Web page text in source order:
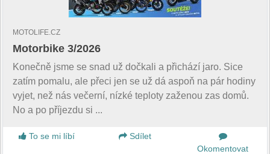
MOTOLIFE.CZ
Motorbike 3/2026
Konečně jsme se snad už dočkali a přichází jaro. Sice
zatím pomalu, ale přeci jen se už dá aspoň na pár hodiny
vyjet, než nás večerní, nízké teploty zaženou zas domů.
No a po příjezdu si ...
To se mi líbí
Sdílet
Okomentovat